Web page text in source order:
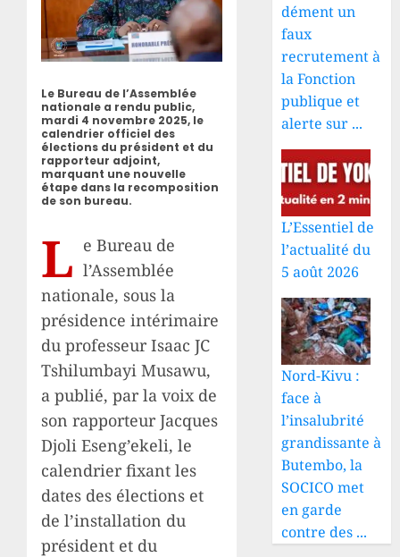
Le Bureau de l’Assemblée
nationale a rendu public,
mardi 4 novembre 2025, le
calendrier officiel des
élections du président et du
rapporteur adjoint,
marquant une nouvelle
étape dans la recomposition
de son bureau.
L e Bureau de
l’Assemblée
nationale, sous la
présidence intérimaire
du professeur Isaac JC
Tshilumbayi Musawu,
a publié, par la voix de
son rapporteur Jacques
Djoli Eseng’ekeli, le
calendrier fixant les
dates des élections et
de l’installation du
président et du
dément un
faux
recrutement à
la Fonction
publique et
alerte sur ...
L’Essentiel de
l’actualité du
5 août 2026
Nord-Kivu :
face à
l’insalubrité
grandissante à
Butembo, la
SOCICO met
en garde
contre des ...